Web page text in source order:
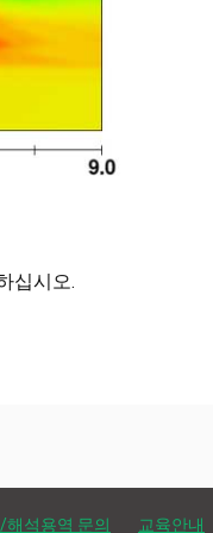
십시오.
석용역 문의 교육안내